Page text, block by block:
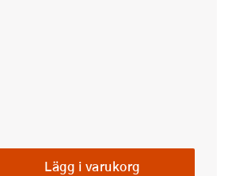
Lägg i varukorg